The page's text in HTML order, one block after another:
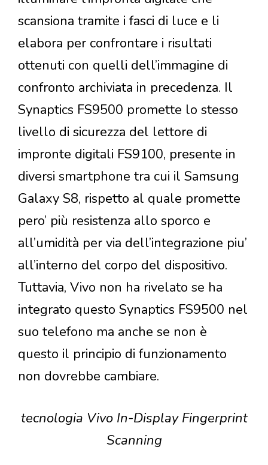
scansiona tramite i fasci di luce e li
elabora per confrontare i risultati
ottenuti con quelli dell’immagine di
confronto archiviata in precedenza. Il
Synaptics FS9500 promette lo stesso
livello di sicurezza del lettore di
impronte digitali FS9100, presente in
diversi smartphone tra cui il Samsung
Galaxy S8, rispetto al quale promette
pero’ più resistenza allo sporco e
all’umidità per via dell’integrazione piu’
all’interno del corpo del dispositivo.
Tuttavia, Vivo non ha rivelato se ha
integrato questo Synaptics FS9500 nel
suo telefono ma anche se non è
questo il principio di funzionamento
non dovrebbe cambiare.
tecnologia Vivo In-Display Fingerprint
Scanning